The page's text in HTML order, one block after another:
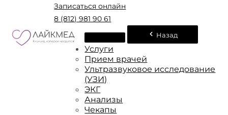
Записаться онлайн
8 (812) 981 90 61
Назад
Услуги
Прием врачей
Ультразвуковое исследование
(УЗИ)
ЭКГ
Анализы
Чекапы